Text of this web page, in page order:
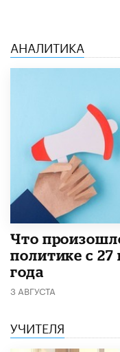
АНАЛИТИКА
​Что
политике с 27
года
3 АВГУСТА
УЧИТЕЛЯ